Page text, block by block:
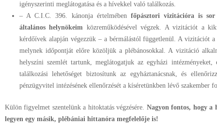
igényszerinti meglátogatása és a hívekkel való találkozás.
– A C.I.C. 396. kánonja értelmében főpásztori vizitációra is
általános helynökeim közreműködésével végzek. A vizitációt a
kérdőívek alapján végezzük – a bérmálástól függetlenül. A vizitációt
melynek időpontját előre közöljük a plébánosokkal. A vizitáció
helyszíni szemlét tartunk, meglátogatjuk az egyházi intézményeket,
találkozási lehetőséget biztosítunk az egyháztanácsnak, és
pénzügyvitel intézésének ellenőrzését a kíséretünkben lévő szakember
Külön figyelmet szentelünk a hitoktatás végzésére. Nagyon fontos, hogy a
legyen egy másik, plébániai hittanóra megfelelője is!